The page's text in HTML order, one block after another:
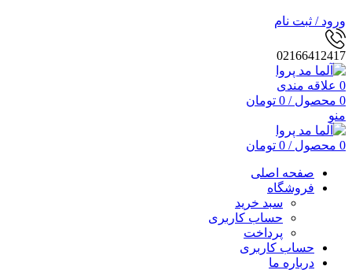
ورود / ثبت نام
02166412417
0 علاقه مندی
0 محصول /
0 تومان
منو
0 محصول /
0 تومان
صفحه اصلی
فروشگاه
سبد خرید
حساب کاربری
پرداخت
حساب کاربری
درباره ما